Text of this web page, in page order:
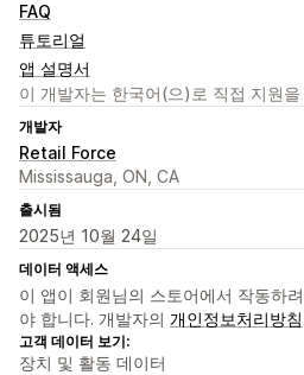
FAQ
튜토리얼
앱 설명서
이 개발자는 한국어(으)로 직접 지원
개발자
Retail Force
Mississauga, ON, CA
출시됨
2025년 10월 24일
데이터 액세스
이 앱이 회원님의 스토어에서 작동하
야 합니다. 개발자의 개인정보처리방침
고객 데이터 보기:
장치 및 활동 데이터